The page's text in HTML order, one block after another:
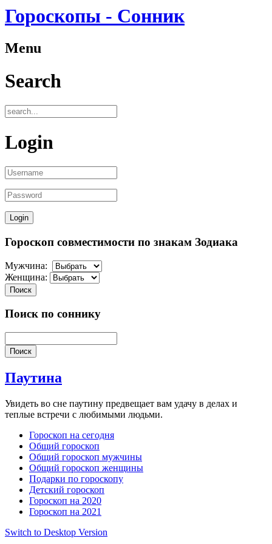
Гороскопы - Сонник
Menu
Search
Login
Гороскоп совместимости по знакам Зодиака
Мужчина:
Женщина:
Поиск
Поиск по соннику
Поиск
Паутина
Увидеть во сне паутину предвещает вам удачу в делах и
теплые встречи с любимыми людьми.
Гороскоп на сегодня
Общий гороскоп
Общий гороскоп мужчины
Общий гороскоп женщины
Подарки по гороскопу
Детский гороскоп
Гороскоп на 2020
Гороскоп на 2021
Switch to Desktop Version